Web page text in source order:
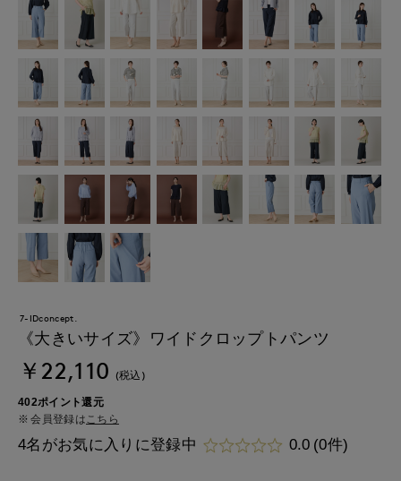
7-IDconcept.
《大きいサイズ》ワイドクロップトパンツ
￥22,110 (税込)
402ポイント還元
会員登録は こちら
4名がお気に入りに登録中 0.0 (0件)